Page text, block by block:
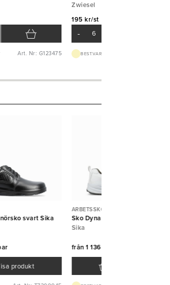
Art. Nr: G123475
Zwiesel
195 kr/st
-
BEST.VARA 2-4V
svart Sika
produkt
ARBETSSKOR
Sko Dynamic sneaker vit Sika
Sika
från1 136 kr/par